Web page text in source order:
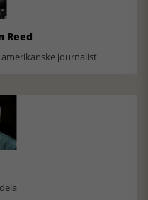
Reed
journalist